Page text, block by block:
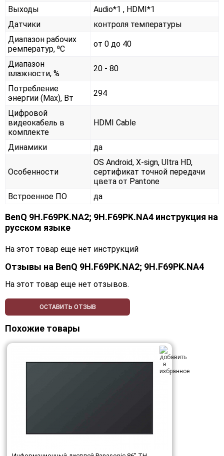
Выходы
Audio*1 , HDMI*1
Датчики
контроля температуры
Диапазон рабочих
ремператур, ⁰С
от 0 до 40
Диапазон
влажности, %
20 - 80
Потребление
энергии (Max), Вт
294
Цифровой
видеокабель в
комплекте
HDMI Cable
Динамики да
Особенности
OS Android, X-sign, Ultra HD,
сертификат точной передачи
цвета от Pantone
Встроенное ПО
да
BenQ 9H.F69PK.NA2; 9H.F69PK.NA4 инструкция на
русском языке
На этот товар еще нет инструкций
Отзывы на BenQ 9H.F69PK.NA2; 9H.F69PK.NA4
На этот товар еще нет отзывов.
ОСТАВИТЬ ОТЗЫВ
Похожие товары